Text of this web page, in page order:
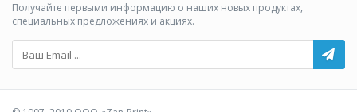
Получайте первыми информацию о наших новых продуктах,
специальных предложениях и акциях.